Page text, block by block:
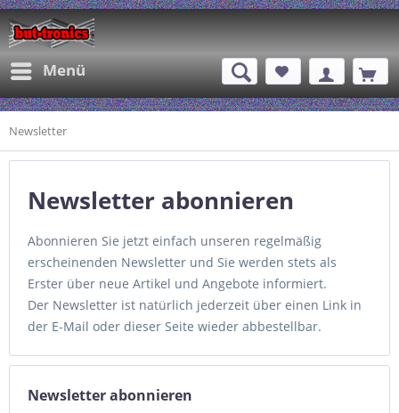
Menü
Newsletter
Newsletter abonnieren
Abonnieren Sie jetzt einfach unseren regelmäßig
erscheinenden Newsletter und Sie werden stets als
Erster über neue Artikel und Angebote informiert.
Der Newsletter ist natürlich jederzeit über einen Link in
der E-Mail oder dieser Seite wieder abbestellbar.
Newsletter abonnieren